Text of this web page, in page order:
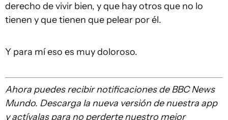
derecho de vivir bien, y que hay otros que no lo
tienen y que tienen que pelear por él.
Y para mí eso es muy doloroso.
Ahora puedes recibir notificaciones de BBC News
Mundo. Descarga la nueva versión de nuestra app
y actívalas para no perderte nuestro mejor